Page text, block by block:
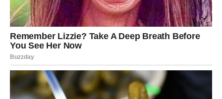
jednostavnih užitaka, kao što su vožnja kroz prirodu ili
provođenje kvalitetnog vremena sa porodicom. Iako se
suočava sa teškoćama, Đani pokušava da pronađe pozitivne
aspekte svoje situacije, usmeravajući se na oporavak i
samopomoć. Njegova posvećenost zdravlju se postepeno
isplaćuje, jer se oseća bolje i spremnije suočiti se sa
svakodnevnim izazovima.